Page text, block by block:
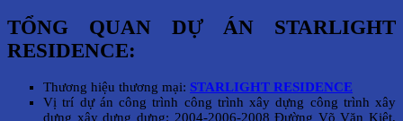
TỔNG QUAN DỰ ÁN STARLIGHT
RESIDENCE:
Thương hiệu thương mại: STARLIGHT RESIDENCE
Vị trí dự án công trình công trình xây dựng công trình xây
dựng xây dựng dựng: 2004-2006-2008 Đường Võ Văn Kiệt,